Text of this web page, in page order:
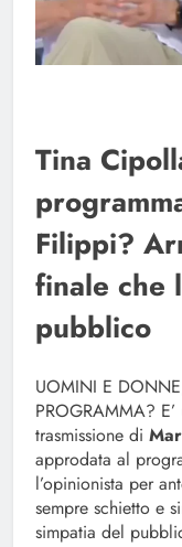
Tina
Filippi?
finale che
pubblico
UOMINI E
PROGRAMMA?
trasmissione di
approdata al
l’opinionista per
sempre schietto e
simpatia del